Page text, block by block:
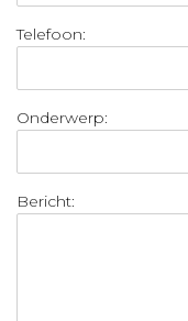
Telefoon:
Onderwerp:
Bericht: